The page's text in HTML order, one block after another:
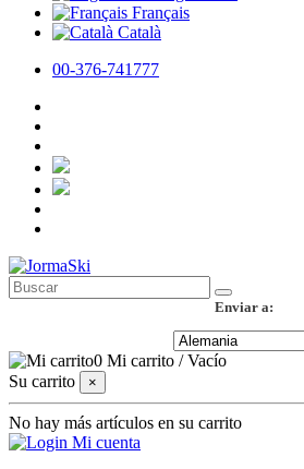
Français
Català
00-376-741777
Enviar a:
0 Mi carrito /Vacío
Su carrito
×
No hay más artículos en su carrito
Mi cuenta